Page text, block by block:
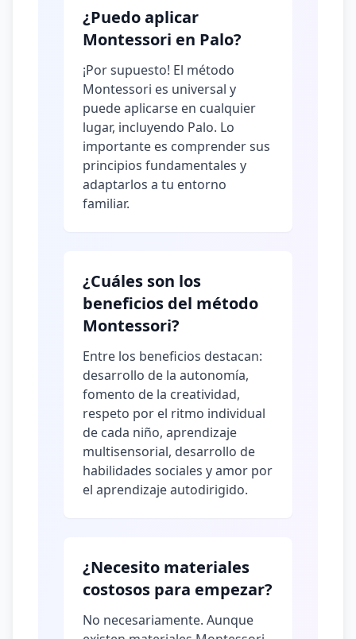
¿Puedo aplicar
Montessori en Palo?
¡Por supuesto! El método
Montessori es universal y
puede aplicarse en cualquier
lugar, incluyendo Palo. Lo
importante es comprender sus
principios fundamentales y
adaptarlos a tu entorno
familiar.
¿Cuáles son los
beneficios del método
Montessori?
Entre los beneficios destacan:
desarrollo de la autonomía,
fomento de la creatividad,
respeto por el ritmo individual
de cada niño, aprendizaje
multisensorial, desarrollo de
habilidades sociales y amor por
el aprendizaje autodirigido.
¿Necesito materiales
costosos para empezar?
No necesariamente. Aunque